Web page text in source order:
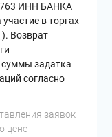
ИНН БАНКА
в торгах
Возврат
суммы задатка
согласно
заявок
цене